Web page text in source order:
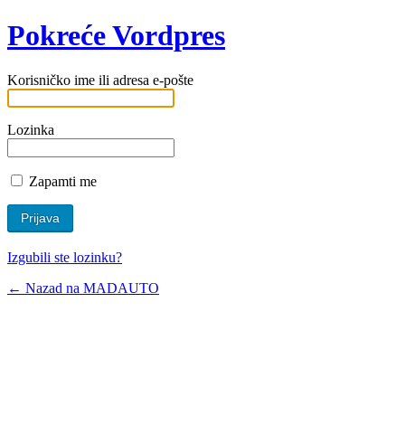
Pokreće Vordpres
Korisničko ime ili adresa e-pošte
Lozinka
Zapamti me
Izgubili ste lozinku?
← Nazad na MADAUTO